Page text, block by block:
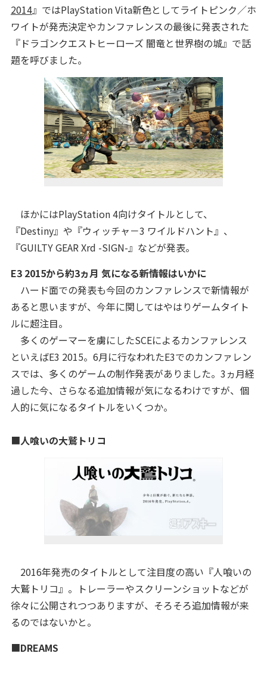
2014』ではPlayStation Vita新色としてライトピンク／ホ
ワイトが発売決定やカンファレンスの最後に発表された
『ドラゴンクエストヒーローズ 闇竜と世界樹の城』で話
題を呼びました。
ほかにはPlayStation 4向けタイトルとして、
『Destiny』や『ウィッチャ－3 ワイルドハント』、
『GUILTY GEAR Xrd -SIGN-』などが発表。
E3 2015から約3ヵ月 気になる新情報はいかに
ハード面での発表も今回のカンファレンスで新情報が
あると思いますが、今年に関してはやはりゲームタイト
ルに超注目。
多くのゲーマーを虜にしたSCEによるカンファレンス
といえばE3 2015。6月に行なわれたE3でのカンファレン
スでは、多くのゲームの制作発表がありました。3ヵ月経
過した今、さらなる追加情報が気になるわけですが、個
人的に気になるタイトルをいくつか。
■人喰いの大鷲トリコ
2016年発売のタイトルとして注目度の高い『人喰いの
大鷲トリコ』。トレーラーやスクリーンショットなどが
徐々に公開されつつありますが、そろそろ追加情報が来
るのではないかと。
■DREAMS